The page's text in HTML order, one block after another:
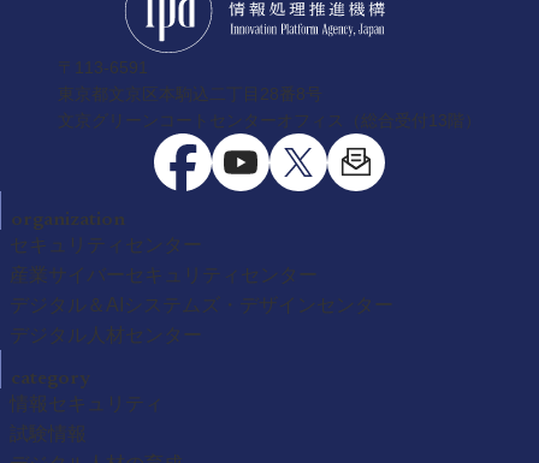
〒113-6591
東京都文京区本駒込二丁目28番8号
文京グリーンコートセンターオフィス（総合受付13階）
organization
セキュリティセンター
産業サイバーセキュリティセンター
デジタル＆AIシステムズ・デザインセンター
デジタル人材センター
category
情報セキュリティ
試験情報